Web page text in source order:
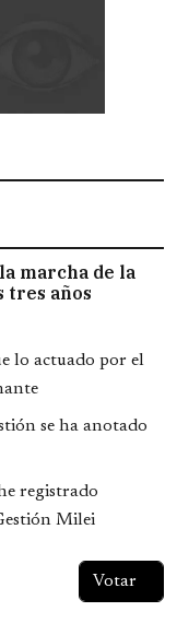
marcha de la
tres años
lo actuado por el
se ha anotado
registrado
Milei